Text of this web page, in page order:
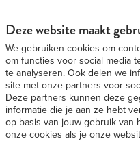
Deze website maakt
We gebruiken cookies om
om functies voor social media
te analyseren. Ook delen we
site met onze partners voor
Deze partners kunnen deze
informatie die je aan ze hebt
op basis van jouw gebruik van
onze cookies als je onze